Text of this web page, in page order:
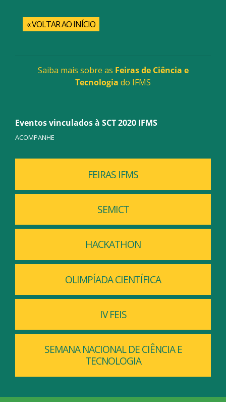
« VOLTAR AO INÍCIO
Saiba mais sobre as Feiras de Ciência e
Tecnologia do IFMS
Eventos vinculados à SCT 2020 IFMS
ACOMPANHE
FEIRAS IFMS
SEMICT
HACKATHON
OLIMPÍADA CIENTÍFICA
IV FEIS
SEMANA NACIONAL DE CIÊNCIA E
TECNOLOGIA